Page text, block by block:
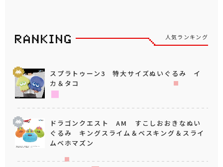
人気ランキング
スプラトゥーン3 特大サイズぬいぐるみ イ
カ＆タコ
ドラゴンクエスト AM すこしおおきなぬい
ぐるみ キングスライム＆ベスキング＆スライ
ムベホマズン